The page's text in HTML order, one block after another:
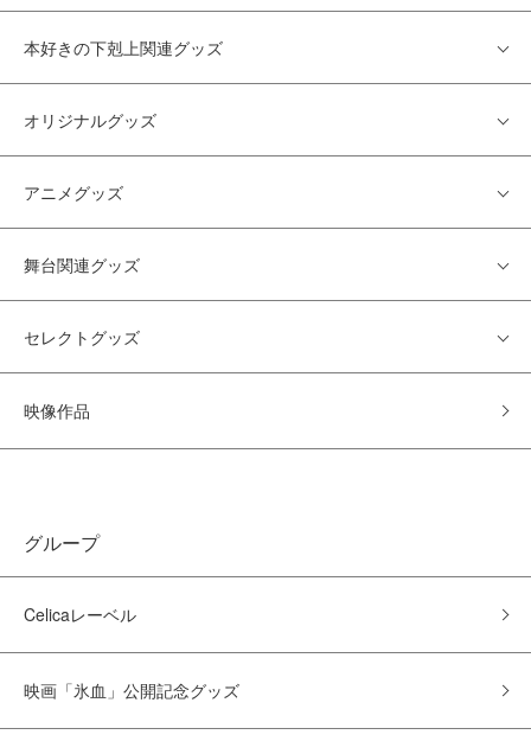
本好きの下剋上関連グッズ
オリジナルグッズ
アニメグッズ
舞台関連グッズ
セレクトグッズ
映像作品
グループ
Celicaレーベル
映画「氷血」公開記念グッズ